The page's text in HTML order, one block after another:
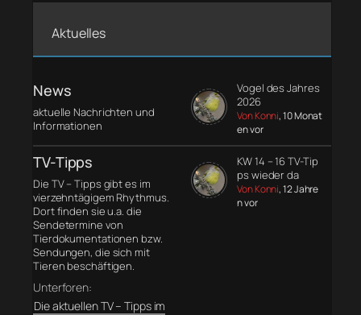
Aktuelles
News
aktuelle Nachrichten und
Informationen
Vogel des Jahres
2026
Von Konni, 10 Monat
en vor
TV-Tipps
Die TV – Tipps gibt es im
vierzehntägigem Rhythmus.
Dort finden sie u.a. die
Sendetermine von
Tierdokumentationen bzw.
Sendungen, die sich mit
Tieren beschäftigen.
Unterforen:
Die aktuellen TV – Tipps im
KW 14 – 16 TV-Tip
ps wieder da
Von Konni, 12 Jahre
n vor